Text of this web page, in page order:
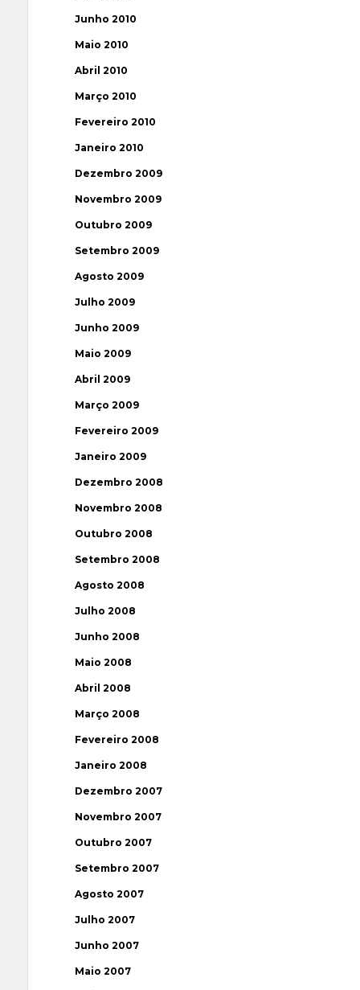
Junho 2010
Maio 2010
Abril 2010
Março 2010
Fevereiro 2010
Janeiro 2010
Dezembro 2009
Novembro 2009
Outubro 2009
Setembro 2009
Agosto 2009
Julho 2009
Junho 2009
Maio 2009
Abril 2009
Março 2009
Fevereiro 2009
Janeiro 2009
Dezembro 2008
Novembro 2008
Outubro 2008
Setembro 2008
Agosto 2008
Julho 2008
Junho 2008
Maio 2008
Abril 2008
Março 2008
Fevereiro 2008
Janeiro 2008
Dezembro 2007
Novembro 2007
Outubro 2007
Setembro 2007
Agosto 2007
Julho 2007
Junho 2007
Maio 2007